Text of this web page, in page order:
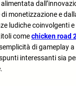
monetizzazione e
ludiche coinvolgenti e
comechicken road
di gameplay
interessanti sia